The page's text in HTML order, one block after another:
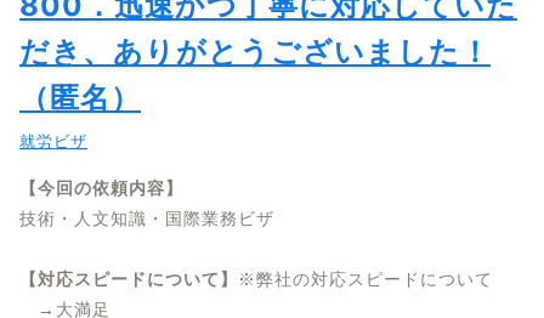
だき、ありがとうございました！
（匿名）
就労ビザ
【今回の依頼内容】
技術・人文知識・国際業務ビザ
【対応スピードについて】
※弊社の対応スピードについて
→大満足